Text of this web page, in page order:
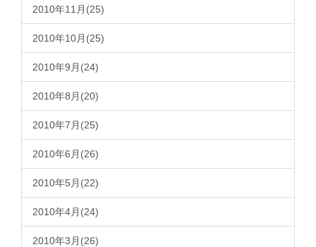
2010年11月(25)
2010年10月(25)
2010年9月(24)
2010年8月(20)
2010年7月(25)
2010年6月(26)
2010年5月(22)
2010年4月(24)
2010年3月(26)